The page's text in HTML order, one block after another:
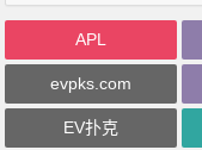
APL
evpks.com
EV扑克